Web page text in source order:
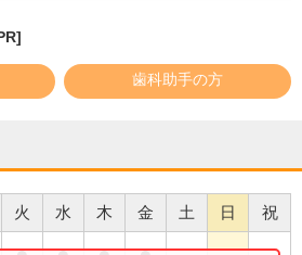
歯科助手の方
火 水 木 金 土 日 祝